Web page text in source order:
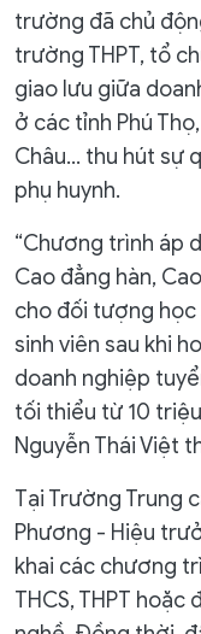
trường đã chủ
trường THPT, tổ
giao lưu giữa
ở các tỉnh Phú
Châu… thu hút sự
phụ huynh.
“Chương trình áp
Cao đẳng hàn,
cho đối tượng học
sinh viên sau khi
doanh nghiệp
tối thiểu từ 10
Nguyễn Thái Việt
Tại Trường Trung
Phương - Hiệu
khai các chương
THCS, THPT